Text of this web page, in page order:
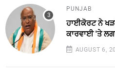
PUNJAB
ਹਾਈਕੋਰਟ ਨੇ
ਕਾਰਵਾਈ 'ਤੇ
AUGUST 6,